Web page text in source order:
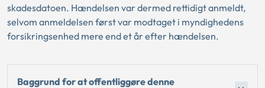
skadesdatoen. Hændelsen var dermed rettidigt anmeldt,
selvom anmeldelsen først var modtaget i myndighedens
forsikringsenhed mere end et år efter hændelsen.
Baggrund for at offentliggøre denne